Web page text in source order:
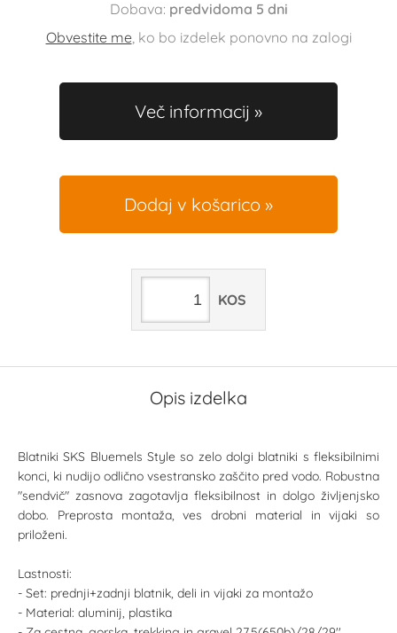
Dobava: predvidoma 5 dni
Obvestite me, ko bo izdelek ponovno na zalogi
Več informacij
Dodaj v košarico
KOS
Opis izdelka
Blatniki SKS Bluemels Style so zelo dolgi blatniki s fleksibilnimi
konci, ki nudijo odlično vsestransko zaščito pred vodo. Robustna
"sendvič" zasnova zagotavlja fleksibilnost in dolgo življenjsko
dobo. Preprosta montaža, ves drobni material in vijaki so
priloženi.
Lastnosti:
- Set: prednji+zadnji blatnik, deli in vijaki za montažo
- Material: aluminij, plastika